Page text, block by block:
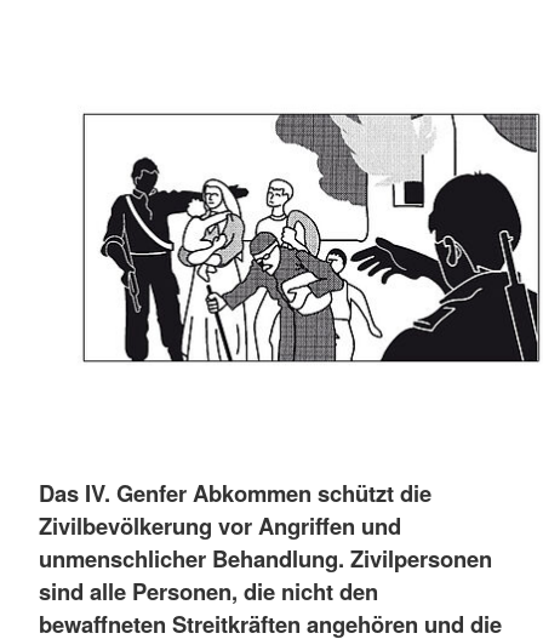
Das IV. Genfer Abkommen schützt die
Zivilbevölkerung vor Angriffen und
unmenschlicher Behandlung. Zivilpersonen
sind alle Personen, die nicht den
bewaffneten Streitkräften angehören und die